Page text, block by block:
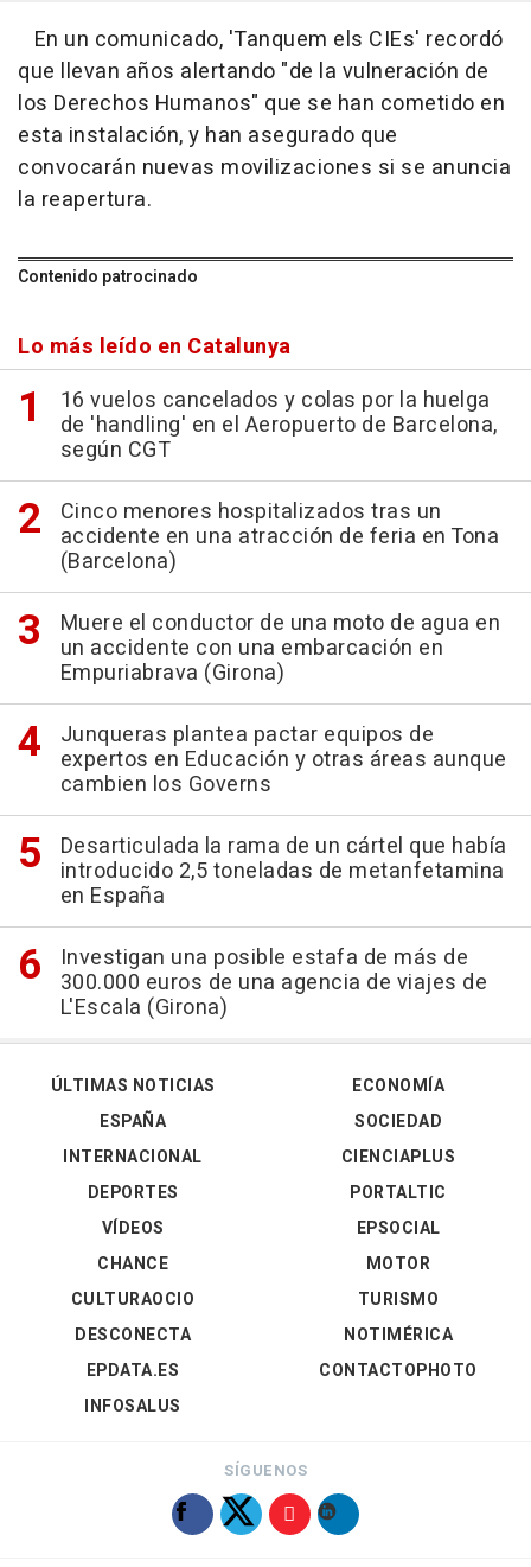
En un comunicado, 'Tanquem els CIEs' recordó
que llevan años alertando "de la vulneración de
los Derechos Humanos" que se han cometido en
esta instalación, y han asegurado que
convocarán nuevas movilizaciones si se anuncia
la reapertura.
Contenido patrocinado
Lo más leído en Catalunya
16 vuelos cancelados y colas por la huelga
de 'handling' en el Aeropuerto de Barcelona,
según CGT
Cinco menores hospitalizados tras un
accidente en una atracción de feria en Tona
(Barcelona)
Muere el conductor de una moto de agua en
un accidente con una embarcación en
Empuriabrava (Girona)
Junqueras plantea pactar equipos de
expertos en Educación y otras áreas aunque
cambien los Governs
Desarticulada la rama de un cártel que había
introducido 2,5 toneladas de metanfetamina
en España
Investigan una posible estafa de más de
300.000 euros de una agencia de viajes de
L'Escala (Girona)
ÚLTIMAS NOTICIAS
ESPAÑA
INTERNACIONAL
DEPORTES
VÍDEOS
ECONOMÍA
SOCIEDAD
CIENCIAPLUS
PORTALTIC
EPSOCIAL
CHANCE
CULTURAOCIO
DESCONECTA
EPDATA.ES
INFOSALUS
MOTOR
TURISMO
NOTIMÉRICA
CONTACTOPHOTO
SÍGUENOS